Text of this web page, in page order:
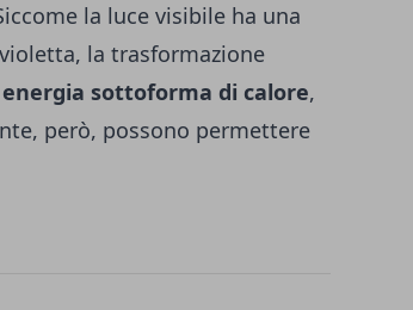
la luce visibile ha una
la trasformazione
sottoforma di calore,
però, possono permettere